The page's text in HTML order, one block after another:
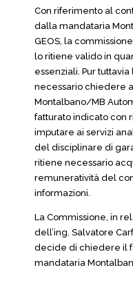
Con riferimento al
dalla mandataria
GEOS, la
lo ritiene valido in
essenziali. Pur
necessario chiedere
Montalbano/MB
fatturato indicato con
imputare ai servizi
del disciplinare di
ritiene necessario
remuneratività del
informazioni.
La Commissione, in
dell’ing. Salvatore
decide di chiedere il
mandataria